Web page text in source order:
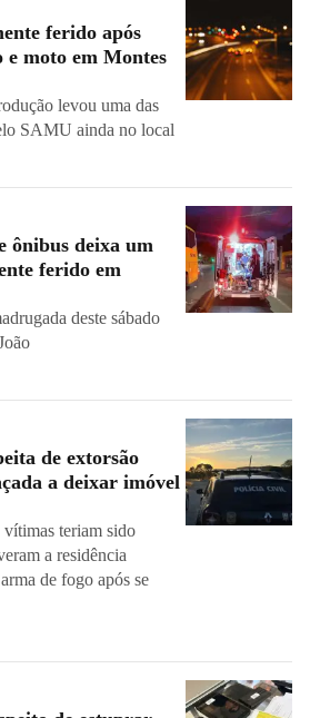
ferido após
moto em Montes
levou uma das
SAMU ainda no local
ônibus deixa um
ferido em
deste sábado
de extorsão
a deixar imóvel
teriam sido
a residência
de fogo após se